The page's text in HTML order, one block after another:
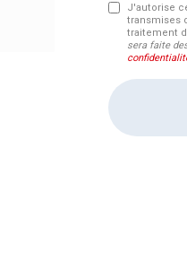
J'autorise
transmises
traitement
sera faite